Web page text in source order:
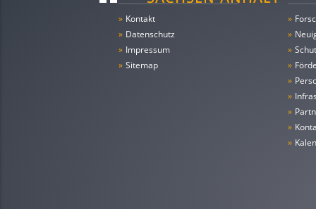
» Kontakt
» Datenschutz
» Impressum
» Sitemap
»
»
»
»
»
»
»
»
»